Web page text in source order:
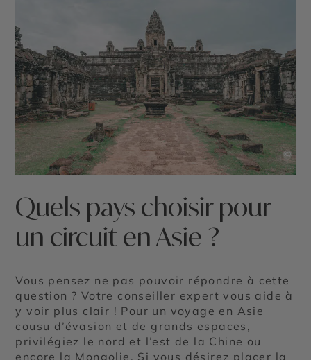
©
Quels pays choisir pour
un circuit en Asie ?
Vous pensez ne pas pouvoir répondre à cette
question ? Votre conseiller expert vous aide à
y voir plus clair ! Pour un voyage en Asie
cousu d’évasion et de grands espaces,
privilégiez le nord et l’est de la Chine ou
encore la Mongolie. Si vous désirez placer la